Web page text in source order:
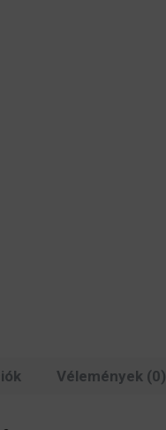
Vélemények (0)